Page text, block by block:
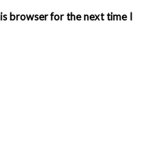
browser for the next time I